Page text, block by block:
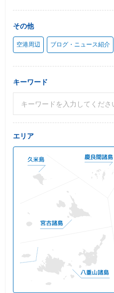
その他
空港周辺 ブログ・ニュース紹介
キーワード
エリア